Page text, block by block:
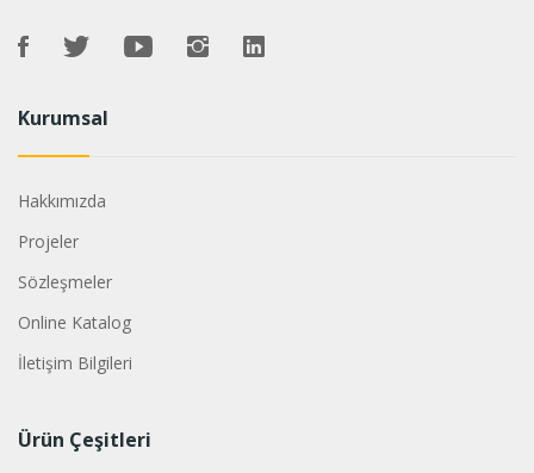
Kurumsal
Hakkımızda
Projeler
Sözleşmeler
Online Katalog
İletişim Bilgileri
Ürün Çeşitleri